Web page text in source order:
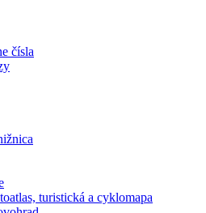
čísla
turistická a cyklomapa